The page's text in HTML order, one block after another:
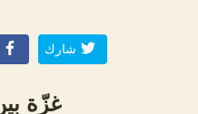
شارك
غزّة